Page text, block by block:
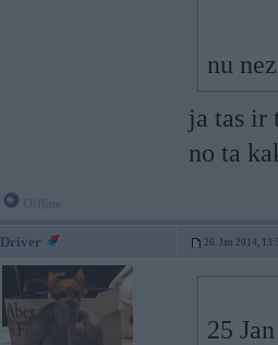
nu
ja tas ir
no ta
Driver 26. Jan 2014,
25